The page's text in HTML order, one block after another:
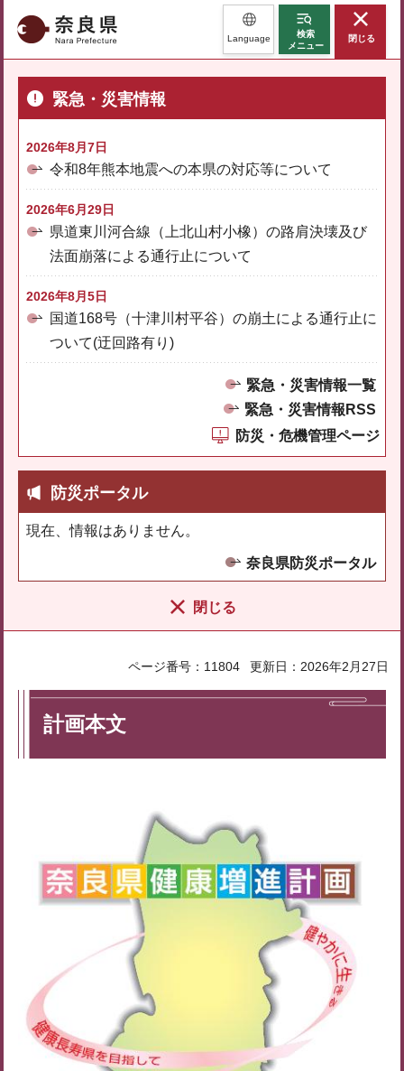
奈良県 Language
検索
メニュー
閉じる
緊急・災害情報
2026年8月7日
令和8年熊本地震への本県の対応等について
2026年6月29日
県道東川河合線（上北山村小橡）の路肩決壊及び
法面崩落による通行止について
2026年8月5日
国道168号（十津川村平谷）の崩土による通行止に
ついて(迂回路有り)
緊急・災害情報一覧
緊急・災害情報RSS
防災・危機管理ページ
防災ポータル
現在、情報はありません。
奈良県防災ポータル
閉じる
ページ番号：11804 更新日：2026年2月27日
計画本文